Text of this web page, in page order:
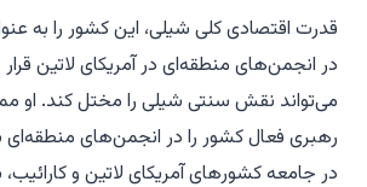
قدرت اقتصادی کلی شیلی، این کشور را به
در انجمن‌های منطقه‌ای در آمریکای لاتین
می‌تواند نقش سنتی شیلی را مختل کند.
رهبری فعال کشور را در انجمن‌های منطقه‌ای
در جامعه کشورهای آمریکای لاتین و کارائیب،